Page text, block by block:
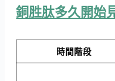
銅胜肽多久開始
時間階段